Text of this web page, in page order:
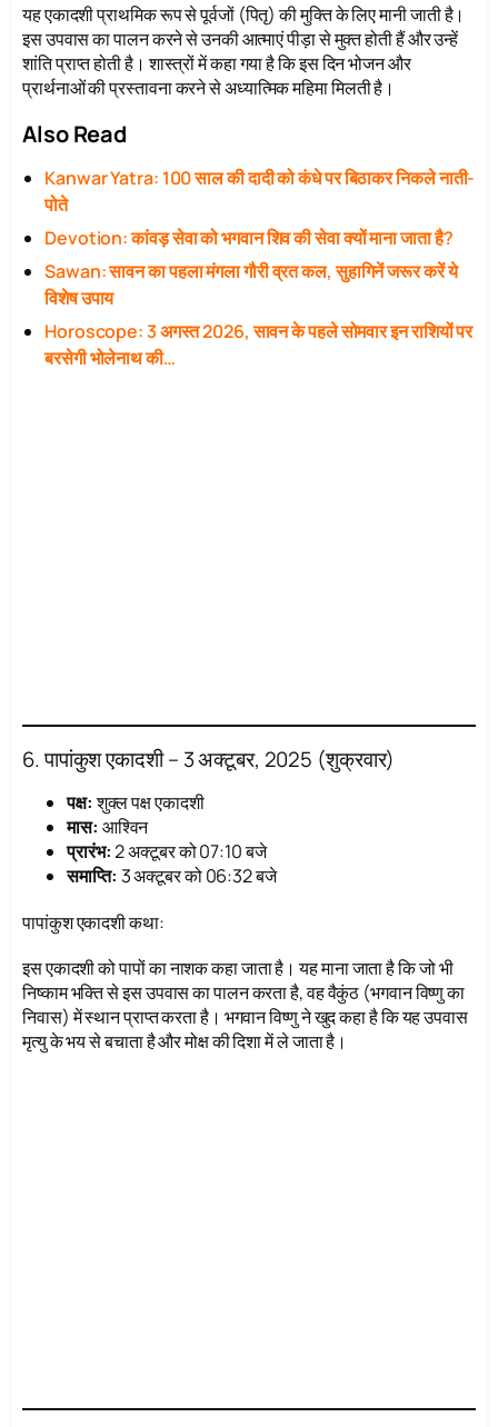
यह एकादशी प्राथमिक रूप से पूर्वजों (पितृ) की मुक्ति के लिए मानी जाती है।
इस उपवास का पालन करने से उनकी आत्माएं पीड़ा से मुक्त होती हैं और उन्हें
शांति प्राप्त होती है। शास्त्रों में कहा गया है कि इस दिन भोजन और
प्रार्थनाओं की प्रस्तावना करने से अध्यात्मिक महिमा मिलती है।
Also Read
Kanwar Yatra: 100 साल की दादी को कंधे पर बिठाकर निकले नाती-
पोते
Devotion: कांवड़ सेवा को भगवान शिव की सेवा क्यों माना जाता है?
Sawan: सावन का पहला मंगला गौरी व्रत कल, सुहागिनें जरूर करें ये
विशेष उपाय
Horoscope: 3 अगस्त 2026, सावन के पहले सोमवार इन राशियों पर
बरसेगी भोलेनाथ की…
6. पापांकुश एकादशी – 3 अक्टूबर, 2025 (शुक्रवार)
पक्ष:शुक्ल पक्ष एकादशी
मास: आश्विन
प्रारंभ:2 अक्टूबर को 07:10 बजे
समाप्ति: 3 अक्टूबर को 06:32 बजे
पापांकुश एकादशी कथा:
इस एकादशी को पापों का नाशक कहा जाता है। यह माना जाता है कि जो भी
निष्काम भक्ति से इस उपवास का पालन करता है, वह वैकुंठ (भगवान विष्णु का
निवास) में स्थान प्राप्त करता है। भगवान विष्णु ने खुद कहा है कि यह उपवास
मृत्यु के भय से बचाता है और मोक्ष की दिशा में ले जाता है।